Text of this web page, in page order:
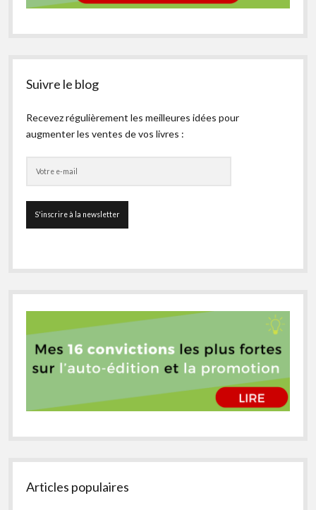
Suivre le blog
Recevez régulièrement les meilleures idées pour
augmenter les ventes de vos livres :
Articles populaires